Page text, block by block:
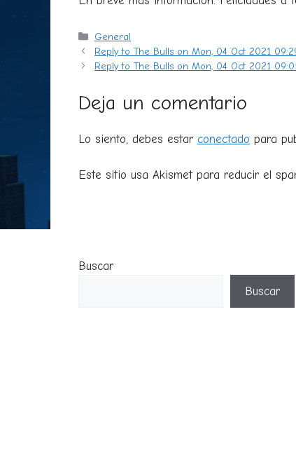
Categorías
General
Reply to The Bulls on Mon, 04 Oct 2021
Reply to The Bulls on Mon, 04 Oct 2021
Deja un comentario
Lo siento, debes estar conectado para
Este sitio usa Akismet para reducir el
Buscar
Buscar